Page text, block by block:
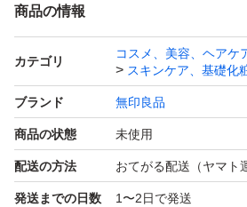
【特長】
古い角質や汚れが気になる方に
角質ケア成分の乳酸を配合し、毛穴
きます。コットンにとり顔全体を優
い。これ一本で朝の洗顔代わりにも
商品の情報
カテゴリ
コスメ、美容、ヘアケ
スキンケア、基礎化
ブランド 無印良品
商品の状態 未使用
配送の方法 おてがる配送（ヤマト
発送までの日数 1〜2日で発送